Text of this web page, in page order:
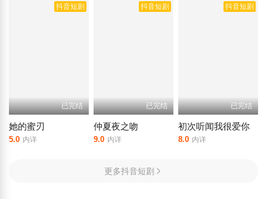
抖音短剧
已完结
她的蜜刃
5.0 内详
抖音短剧
已完结
仲夏夜之吻
9.0 内详
抖音短剧
已完结
初次听闻我很爱你
8.0 内详
更多抖音短剧